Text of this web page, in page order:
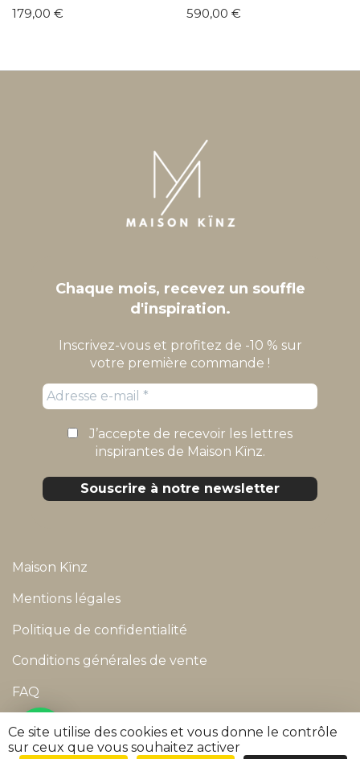
179,00 € 590,00 €
Chaque mois, recevez un souffle
d'inspiration.
Inscrivez-vous et profitez de -10 % sur
votre première commande !
J’accepte de recevoir les lettres
inspirantes de Maison Kïnz.
Maison Kïnz
Mentions légales
Politique de confidentialité
Conditions générales de vente
FAQ
Suivre ma commande
© 2026 Maison Kïnz
Ce site utilise des cookies et vous donne le contrôle
sur ceux que vous souhaitez activer